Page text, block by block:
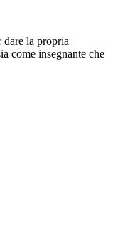
dare la propria
come insegnante che